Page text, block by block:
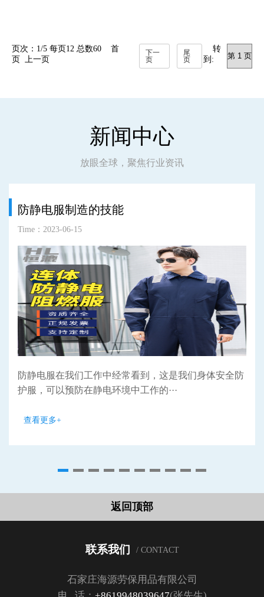
页次：1/5 每页12 总数60 首
页 上一页
下一
页
尾
页
转
到:
新闻中心
放眼全球，聚焦行业资讯
防静电服制造的技能
Time：2023-06-15
防静电服在我们工作中经常看到，这是我们身体安全防
护服，可以预防在静电环境中工作的···
查看更多+
返回顶部
联系我们 / CONTACT
石家庄海源劳保用品有限公司